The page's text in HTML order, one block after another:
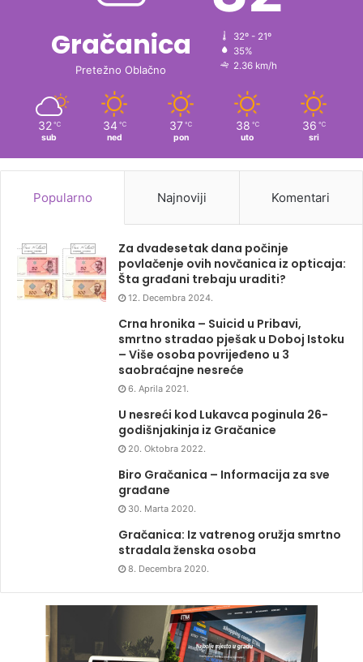
Gračanica
Pretežno Oblačno
32º - 21º
35%
2.36 km/h
32 ℃
sub
34 ℃
ned
37 ℃
pon
38 ℃
uto
36 ℃
sri
Popularno Najnoviji Komentari
Za dvadesetak dana počinje
povlačenje ovih novčanica iz opticaja:
Šta građani trebaju uraditi?
12. Decembra 2024.
Crna hronika – Suicid u Pribavi,
smrtno stradao pješak u Doboj Istoku
– Više osoba povrijeđeno u 3
saobraćajne nesreće
6. Aprila 2021.
U nesreći kod Lukavca poginula 26-
godišnjakinja iz Gračanice
20. Oktobra 2022.
Biro Gračanica – Informacija za sve
građane
30. Marta 2020.
Gračanica: Iz vatrenog oružja smrtno
stradala ženska osoba
8. Decembra 2020.